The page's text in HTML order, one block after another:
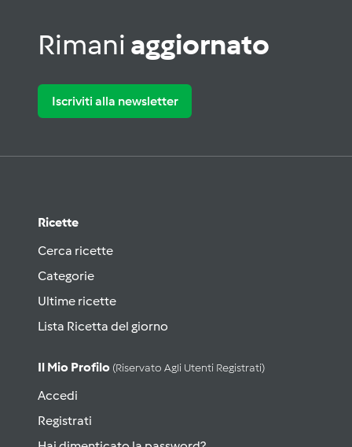
Rimani aggiornato
Iscriviti alla newsletter
Ricette
Cerca ricette
Categorie
Ultime ricette
Lista Ricetta del giorno
Il Mio Profilo (riservato Agli Utenti Registrati)
Accedi
Registrati